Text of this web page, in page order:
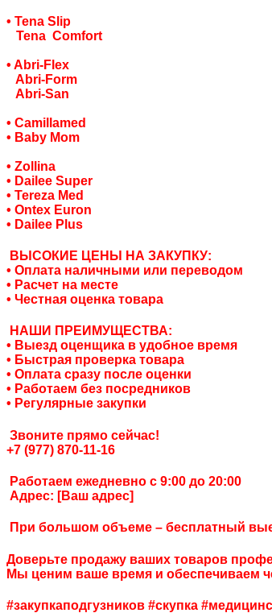
• Tena Slip
Tena Comfort
• Abri-Flex
Abri-Form
Abri-San
• Camillamed
• Baby Mom
• Zollina
• Dailee Super
• Tereza Med
• Ontex Euron
• Dailee Plus
ВЫСОКИЕ ЦЕНЫ НА ЗАКУПКУ:
• Оплата наличными или переводом
• Расчет на месте
• Честная оценка товара
НАШИ ПРЕИМУЩЕСТВА:
• Выезд оценщика в удобное время
• Быстрая проверка товара
• Оплата сразу после оценки
• Работаем без посредников
• Регулярные закупки
Звоните прямо сейчас!
+7 (977) 870-11-16
Работаем ежедневно с 9:00 до 20:00
Адрес: [Ваш адрес]
При большом объеме – бесплатный
Доверьте продажу ваших товаров
Мы ценим ваше время и обеспечиваем
#закупкаподгузников #скупка